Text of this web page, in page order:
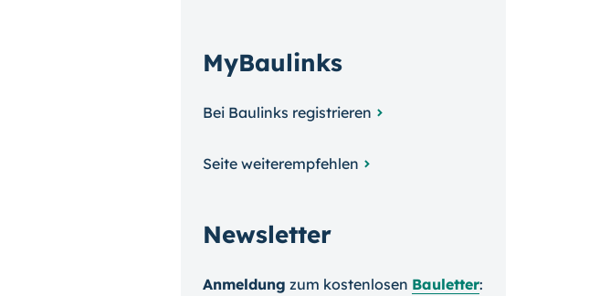
MyBaulinks
Bei Baulinks registrieren
Seite weiterempfehlen
Newsletter
Anmeldung zum kosten­losen Bauletter: